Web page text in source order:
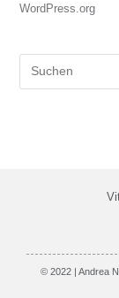
WordPress.org
© 2022 | Andrea